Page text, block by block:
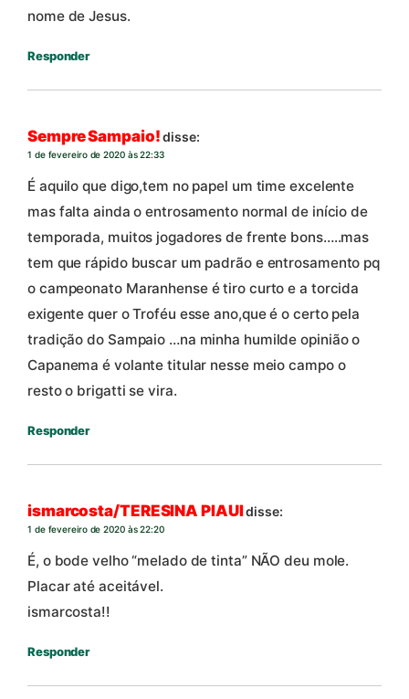
nome de Jesus.
Responder
Sempre Sampaio! disse:
1 de fevereiro de 2020 às 22:33
É aquilo que digo,tem no papel um time excelente
mas falta ainda o entrosamento normal de início de
temporada, muitos jogadores de frente bons…..mas
tem que rápido buscar um padrão e entrosamento pq
o campeonato Maranhense é tiro curto e a torcida
exigente quer o Troféu esse ano,que é o certo pela
tradição do Sampaio …na minha humilde opinião o
Capanema é volante titular nesse meio campo o
resto o brigatti se vira.
Responder
ismarcosta/TERESINA PIAUIdisse:
1 de fevereiro de 2020 às 22:20
É, o bode velho “melado de tinta” NÃO deu mole.
Placar até aceitável.
ismarcosta!!
Responder